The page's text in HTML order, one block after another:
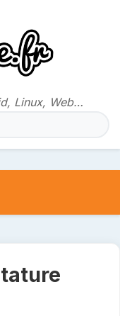
Linux, Web…